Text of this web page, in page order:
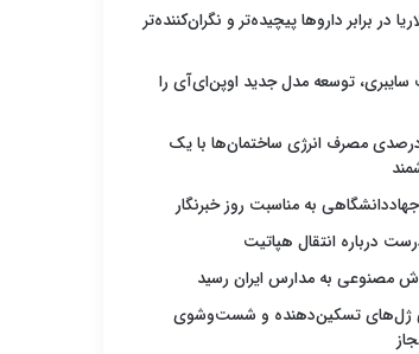
در برابر داروها پیچیده‌تر و نگران‌کننده‌تر
سایبری، توسعه مدل جدید اوپن‌ای‌آی را
۲۹ درصدی مصرف انرژی ساختمان‌ها با یک
به مناسبت روز خبرنگار
درباره انتقال هپاتیت
مصنوعی به مدارس ایران رسید
ژل‌های تسکین‌دهنده و شست‌وشوی